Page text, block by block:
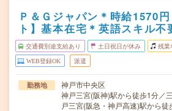
Ｐ＆Ｇジャパン＊時給1570
ト】基本在宅＊英語スキル不
交通費別途支給あり 土日祝日が休み 残業
WEB登録OK 派遣
勤務地
神戸市中央区
神戸三宮(阪神)駅から徒歩1分／
戸三宮(阪急・神戸高速)駅から徒